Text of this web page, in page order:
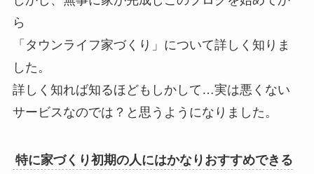
ら
「タウンライフ家づくり」について詳しく知りま
した。
詳しく知れば知るほどもしかして…実は悪くない
サービスなのでは？と思うようになりました。
特に家づくり初期の人にはかなりおすすめできる